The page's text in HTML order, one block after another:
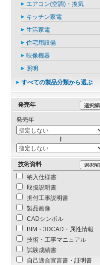
エアコン(空調)・換気
キッチン家電
生活家電
住宅用設備
映像機器
照明
すべての製品分類から選ぶ
発売年
発売年
技術資料
納入仕様書
取扱説明書
据付工事説明書
製品画像
CADシンボル
BIM・3DCAD・属性情報
技術・工事マニュアル
試験成績書
自己適合宣言書・証明書